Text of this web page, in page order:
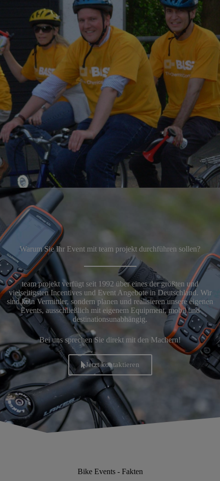
Warum Sie Ihr Event mit team projekt durchführen sollen?
team projekt verfügt seit 1992 über eines der größten und
vielseitigsten Incentives und Event Angebote in Deutschland. Wir
sind kein Vermittler, sondern planen und realisieren unsere eigenen
Events, ausschließlich mit eigenem Equipment, mobil und
destinationsunabhängig.
Bei uns sprechen Sie direkt mit den Machern!
Jetzt kontaktieren
Bike Events - Fakten